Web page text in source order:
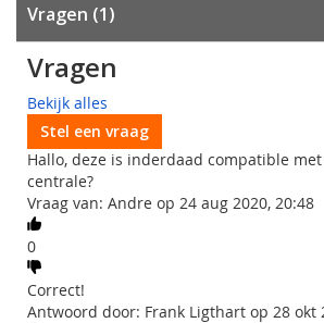
Vragen 1
Vragen
Bekijk alles
Stel een vraag
Hallo, deze is inderdaad compatible
centrale?
Vraag van: Andre op 24 aug 2020, 20:48
0
Correct!
Antwoord door: Frank Ligthart op 28 okt